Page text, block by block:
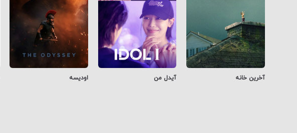
آخرین خانه آیدل من اودیسه